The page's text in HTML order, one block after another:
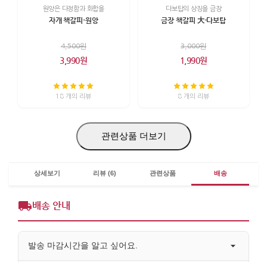
원앙은 다정함과 화합을
자개 책갈피-원앙
4,500원
3,990원
18 개의 리뷰
다보탑의 상징을 금장
금장 책갈피 大-다보탑
3,000원
1,990원
8 개의 리뷰
관련상품 더보기
상세보기 리뷰 (6) 관련상품 배송
배송 안내
발송 마감시간을 알고 싶어요.